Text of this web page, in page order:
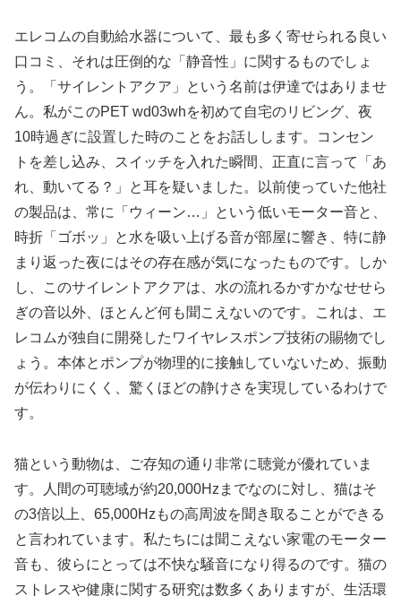
エレコムの自動給水器について、最も多く寄せられる良い
口コミ、それは圧倒的な「静音性」に関するものでしょ
う。「サイレントアクア」という名前は伊達ではありませ
ん。私がこのPET wd03whを初めて自宅のリビング、夜
10時過ぎに設置した時のことをお話しします。コンセン
トを差し込み、スイッチを入れた瞬間、正直に言って「あ
れ、動いてる？」と耳を疑いました。以前使っていた他社
の製品は、常に「ウィーン…」という低いモーター音と、
時折「ゴボッ」と水を吸い上げる音が部屋に響き、特に静
まり返った夜にはその存在感が気になったものです。しか
し、このサイレントアクアは、水の流れるかすかなせせら
ぎの音以外、ほとんど何も聞こえないのです。これは、エ
レコムが独自に開発したワイヤレスポンプ技術の賜物でし
ょう。本体とポンプが物理的に接触していないため、振動
が伝わりにくく、驚くほどの静けさを実現しているわけで
す。
猫という動物は、ご存知の通り非常に聴覚が優れていま
す。人間の可聴域が約20,000Hzまでなのに対し、猫はそ
の3倍以上、65,000Hzもの高周波を聞き取ることができる
と言われています。私たちには聞こえない家電のモーター
音も、彼らにとっては不快な騒音になり得るのです。猫の
ストレスや健康に関する研究は数多くありますが、生活環